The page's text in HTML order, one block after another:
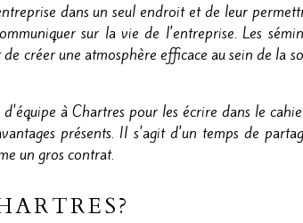
dans un seul endroit et de leur
sur la vie de l'entreprise. Les
créer une atmosphère efficace au sein de la
à Chartres pour les écrire dans le
présents. Il s'agit d'un temps de
un gros contrat.